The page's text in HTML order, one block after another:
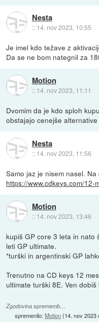
Nesta
:: 14. nov 2023, 10:55
Je imel kdo težave z
Da se ne bom nategnil za
Motion
:: 14. nov 2023, 11:11
Dvomim da je kdo sploh
obstajajo cenejše alternative
Nesta
:: 14. nov 2023, 11:56
Samo jaz je nisem nasel.
https://www.cdkeys.com/12-
Motion
:: 14. nov 2023, 13:46
kupiš GP core 3 leta in nato
leti GP ultimate.
*turški in argentinski GP
Trenutno na CD keys 12
ultimate turški 8E. Ven
Zgodovina sprememb…
spremenilo:Motion(14. nov 2023